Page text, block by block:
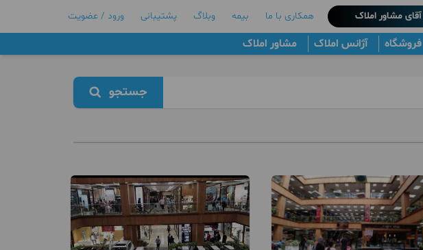
آقای مشاور املاک همکاری با ما بیمه وبلاگ پشتیبانی ورود / عضویت
فروشگاه آژانس املاک مشاور املاک
جستجو